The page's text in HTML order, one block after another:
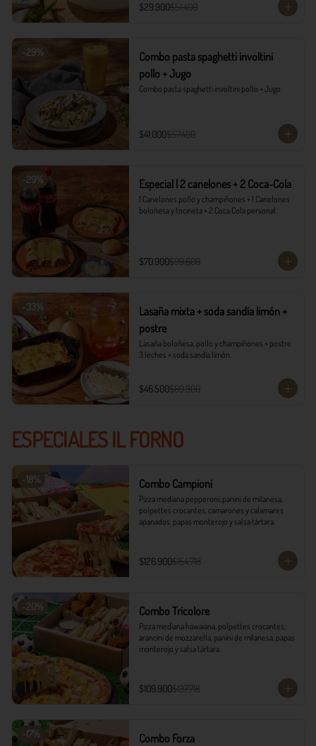
$29.900$51.400
-29%
Combo pasta spaghetti involtini
pollo + Jugo
Combo pasta spaghetti involtini pollo + Jugo
$41.000$57.400
-29% Especial | 2 canelones + 2 Coca-Cola
1 Canelones pollo y champiñones + 1 Canelones
boloñesa y tocineta + 2 Coca Cola personal.
$70.900$99.600
-33%
Lasaña mixta + soda sandía limón +
postre
Lasaña boloñesa, pollo y champiñones + postre
3 leches + soda sandía limón.
$46.500$69.300
ESPECIALES IL FORNO
-18% Combo Campioni
Pizza mediana pepperoni, panini de milanesa,
polpettes crocantes, camarones y calamares
apanados, papas monterojo y salsa tártara.
$126.900$154.718
-20% Combo Tricolore
Pizza mediana hawaiana, polpettes crocantes,
arancini de mozzarella, panini de milanesa, papas
monterojo y salsa tártara.
$109.900$137.718
-17% Combo Forza